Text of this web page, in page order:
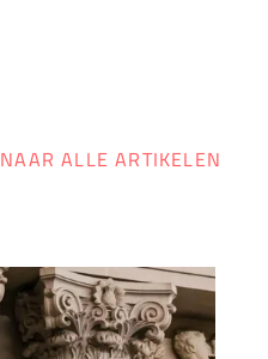
NAAR ALLE ARTIKELEN